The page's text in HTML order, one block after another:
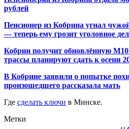
рублей
Пенсионер из Кобрина угнал
— теперь ему грозит уголовное
Кобрин получит обновлённую
трассы планируют сдать к осени
В Кобрине заявили о попытке
произошедшего рассказала мать
Где сделать ключи в Минске.
Метки